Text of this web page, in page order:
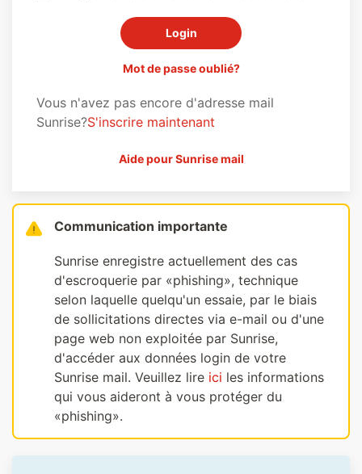
Mot de passe oublié?
Vous n'avez pas encore d'adresse mail
Sunrise?S'inscrire maintenant
Aide pour Sunrise mail
Communication importante
Sunrise enregistre actuellement des cas
d'escroquerie par «phishing», technique
selon laquelle quelqu'un essaie, par le biais
de sollicitations directes via e-mail ou d'une
page web non exploitée par Sunrise,
d'accéder aux données login de votre
Sunrise mail. Veuillez lire ici les informations
qui vous aideront à vous protéger du
«phishing».